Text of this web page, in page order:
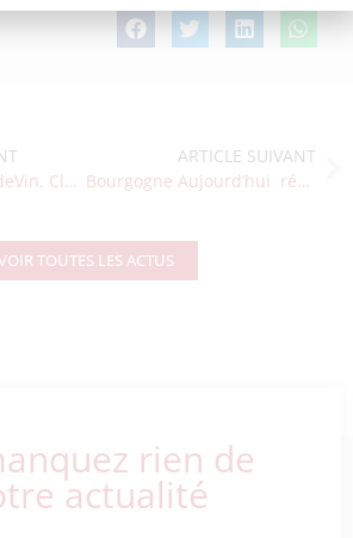
Récompense VertdeVin, Clos de Vougeot Grand Cru 2018
ARTICLE SUIVANT
Bourgogne Aujourd’hui récompense nos Marsannay 2018 !
TOUTES LES ACTUS
rien de
actualité